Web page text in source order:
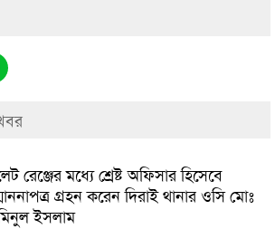
রেঞ্জের মধ্যে শ্রেষ্ট অফিসার হিসেবে
গ্রহন করেন দিরাই থানার ওসি মোঃ
ইসলাম